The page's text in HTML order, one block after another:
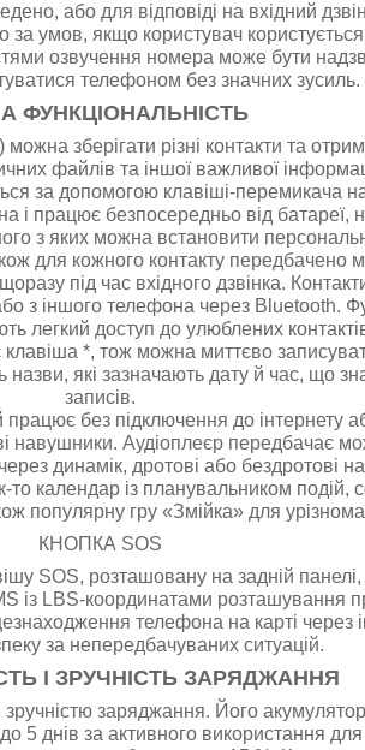
або для відповіді на вхідний
умов, якщо користувач
озвучення номера може бути
телефоном без значних зусиль.
ФУНКЦІОНАЛЬНІСТЬ
зберігати різні контакти та
файлів та іншої важливої
за допомогою клавіші-перемикача на
і працює безпосередньо від батареї,
з яких можна встановити
для кожного контакту
під час вхідного дзвінка.
з іншого телефона через Bluetooth.
легкий доступ до улюблених
*, тож можна миттєво
назви, які зазначають дату й час, що
записів.
без підключення до інтернету
навушники. Аудіоплеєр передбачає
динамік, дротові або бездротові
календар із планувальником подій,
популярну гру «Змійка» для
КНОПКА SOS
SOS, розташовану на задній
із LBS-координатами
телефона на карті через
за непередбачуваних ситуацій.
І ЗРУЧНІСТЬ ЗАРЯДЖАННЯ
заряджання. Його
5 днів за активного використання для